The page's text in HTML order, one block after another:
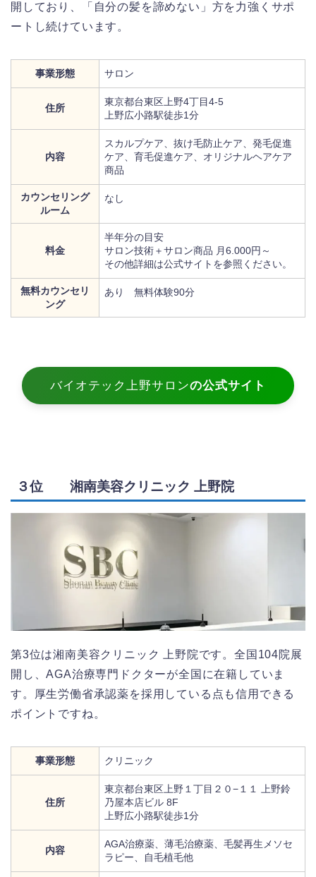
開しており、「自分の髪を諦めない」方を力強くサポ
ートし続けています。
事業形態 サロン
住所
東京都台東区上野4丁目4-5
上野広小路駅徒歩1分
内容
スカルプケア、抜け毛防止ケア、発毛促進
ケア、育毛促進ケア、オリジナルヘアケア
商品
カウンセリング
ルーム
なし
料金
半年分の目安
サロン技術＋サロン商品 月6.000円～
その他詳細は公式サイトを参照ください。
無料カウンセリ
ング
あり 無料体験90分
バイオテック上野サロンの公式サイト
３位 湘南美容クリニック 上野院
第3位は湘南美容クリニック 上野院です。全国104院展
開し、AGA治療専門ドクターが全国に在籍していま
す。厚生労働省承認薬を採用している点も信用できる
ポイントですね。
事業形態 クリニック
住所
東京都台東区上野１丁目２０−１１ 上野鈴
乃屋本店ビル 8F
上野広小路駅徒歩1分
内容
AGA治療薬、薄毛治療薬、毛髪再生メソセ
ラピー、自毛植毛他